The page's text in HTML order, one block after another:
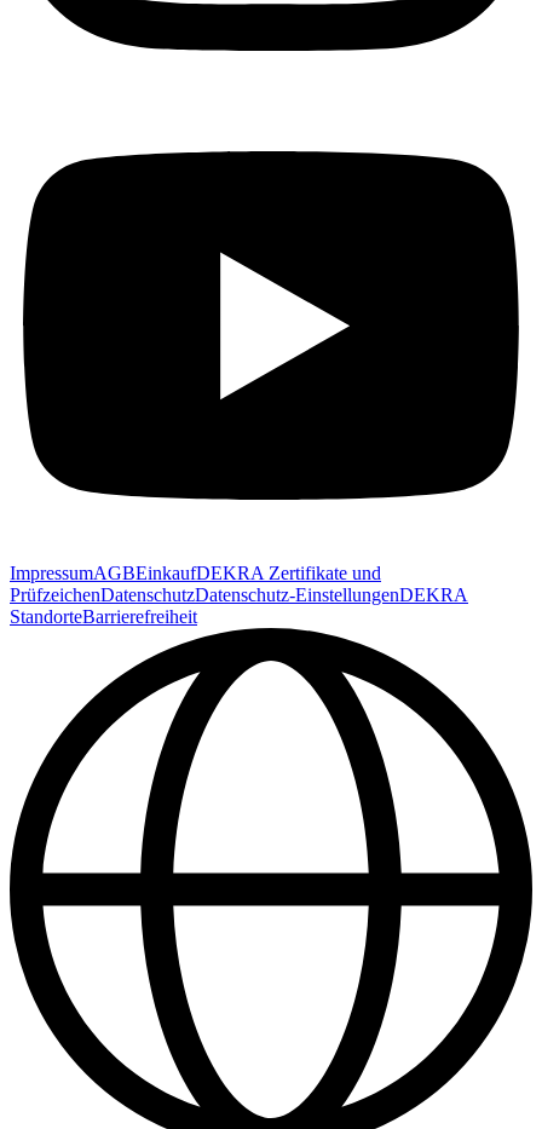
ImpressumAGBEinkaufDEKRA Zertifikate und
PrüfzeichenDatenschutzDatenschutz-EinstellungenDEKRA
StandorteBarrierefreiheit